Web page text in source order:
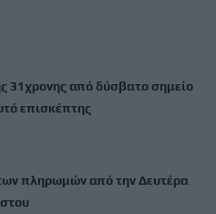
31χρονης από δύσβατο σημείο
επισκέπτης
πληρωμών από την Δευτέρα